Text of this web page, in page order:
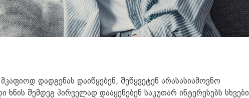
დადგენას დაიწყებენ, შეწყვეტენ არასასიამოვნო
ხნის შემდეგ პირველად დააყენებენ საკუთარ ინტერესებს